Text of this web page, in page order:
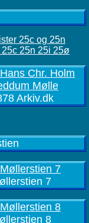
25c og 25n
25n 25i 25ø
Arkiv.dk
7
8